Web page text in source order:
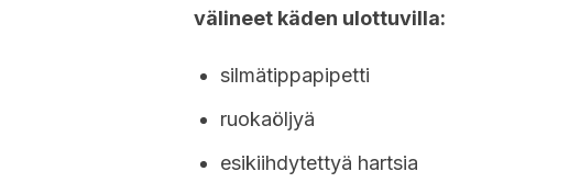
välineet käden ulottuvilla:
silmätippapipetti
ruokaöljyä
esikiihdytettyä hartsia